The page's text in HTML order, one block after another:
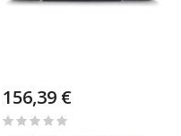
156,39 €
Rating: